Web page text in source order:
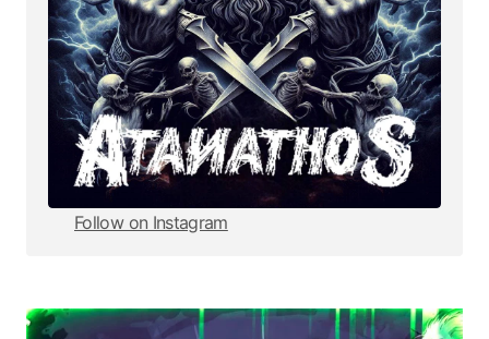
Follow on Instagram